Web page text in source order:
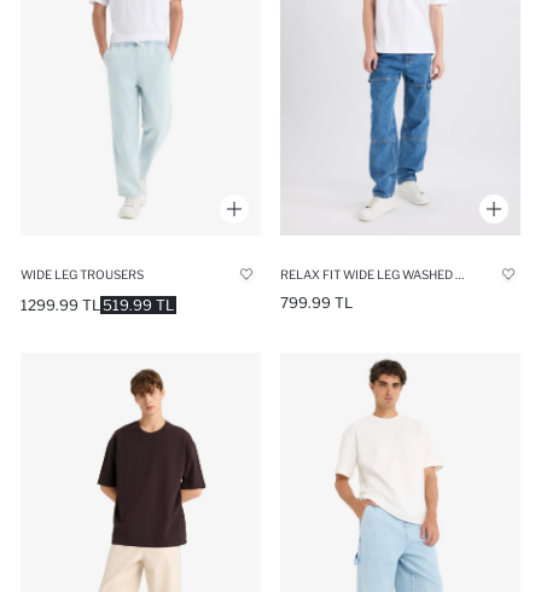
WIDE LEG TROUSERS
519.99 TL
1299.99 TL 799.99 TL